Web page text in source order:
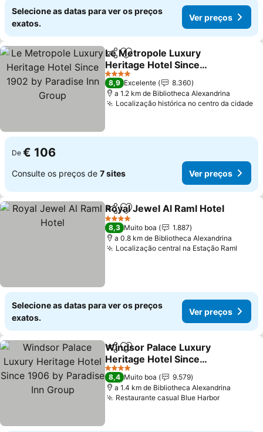
Selecione as datas para ver os preços
exatos.
Ver preços
PartilharAdicionar aos favoritos
Le Metropole Luxury
Heritage Hotel Since
1902 by Paradise Inn
Group
Ver preços
4 Estrelas
8,9 Excelente
8.360
a 1.2 km de Bibliotheca Alexandrina
Localização histórica no centro da cidade
De € 106
Consulte os preços de 7 sites Ver preços
PartilharAdicionar aos favoritos
Royal Jewel Al Raml Hotel
4 Estrelas
8,3 Muito boa
1.887
a 0.8 km de Bibliotheca Alexandrina
Localização central na Estação Raml
Selecione as datas para ver os preços
exatos.
Ver preços
PartilharAdicionar aos favoritos
Windsor Palace Luxury
Heritage Hotel Since
1906 by Paradise Inn
Group
Ver preços
4 Estrelas
8,4 Muito boa
9.579
a 1.4 km de Bibliotheca Alexandrina
Restaurante casual Blue HarborVer